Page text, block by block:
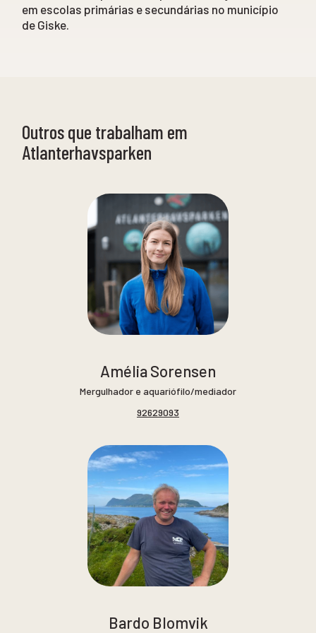
em escolas primárias e secundárias no município
de Giske.
Outros que trabalham em
Atlanterhavsparken
Amélia Sorensen
Mergulhador e aquariófilo/mediador
92629093
Bardo Blomvik